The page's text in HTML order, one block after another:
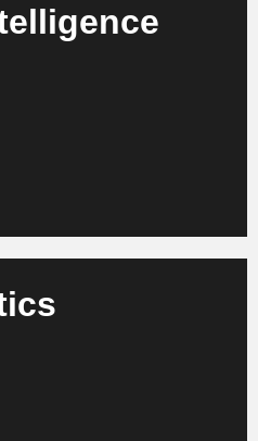
Strategien für den
Bewertung und
–
externe Daten in